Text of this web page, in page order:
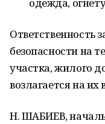
Ответственность
безопасности на
участка, жилого
возлагается на их
Н. ШАБИЕВ,